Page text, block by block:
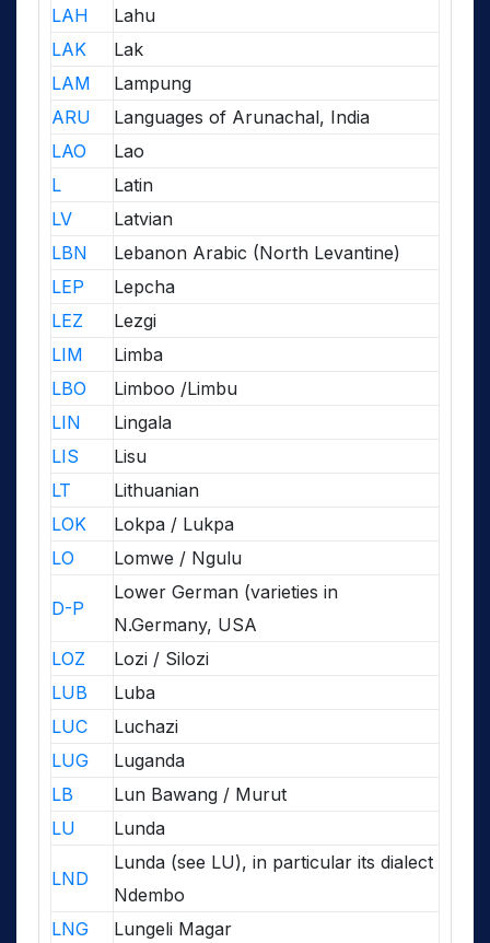
LAH
Lahu
LAK
Lak
LAM
Lampung
ARU
Languages of Arunachal, India
LAO
Lao
L
Latin
LV
Latvian
LBN
Lebanon Arabic (North Levantine)
LEP
Lepcha
LEZ
Lezgi
LIM
Limba
LBO
Limboo /Limbu
LIN
Lingala
LIS
Lisu
LT
Lithuanian
LOK
Lokpa / Lukpa
LO
Lomwe / Ngulu
D-P
Lower German (varieties in
N.Germany, USA
LOZ
Lozi / Silozi
LUB
Luba
LUC
Luchazi
LUG
Luganda
LB
Lun Bawang / Murut
LU
Lunda
LND
Lunda (see LU), in particular its dialect
Ndembo
LNG
Lungeli Magar